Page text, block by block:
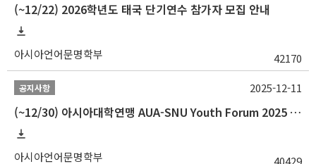
(~12/22) 2026학년도 태국 단기연수 참가자 모집 안내
아시아언어문명학부 42170
공지사항
(~12/30) 아시아대학연맹 AUA-SNU Youth Forum 2025 참가자 선발 안내
아시아언어문명학부 40429
2025-12-11